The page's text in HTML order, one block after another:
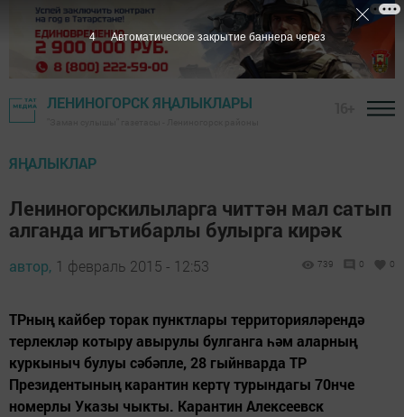
ЛЕНИНОГОРСК ЯҢАЛЫКЛАРЫ
ЯҢАЛЫКЛАР
Лениногорскилыларга читтән мал сатып
алганда игътибарлы булырга кирәк
автор, 1 февраль 2015 - 12:53 739 0 0
ТРның кайбер торак пунктлары территорияләрендә
терлекләр котыру авырулы булганга һәм аларның
куркыныч булуы сәбәпле, 28 гыйнварда ТР
Президентының карантин кертү турындагы 70нче
номерлы Указы чыкты. Карантин Алексеевск
3 Автоматическое закрытие баннера через